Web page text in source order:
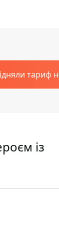
тариф
із